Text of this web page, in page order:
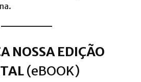
NOSSA EDIÇÃO
(eBOOK)